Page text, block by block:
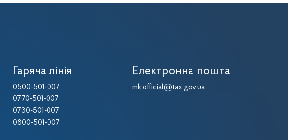
Гаряча лінія
0500-501-007
0770-501-007
0730-501-007
0800-501-007
Електронна пошта
mk.official@tax.gov.ua